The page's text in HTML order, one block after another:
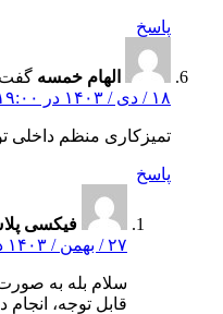
پاسخ
الهام خمسه
۱۸ / دی / ۱۴۰۳ در ۱۹:۰۰
تمیزکاری منظم داخلی
پاسخ
فیکسی
۲۷ / بهمن / ۱۴۰۳ در ۱۴:۰۴
سلام بله به صورت
قابل توجه،